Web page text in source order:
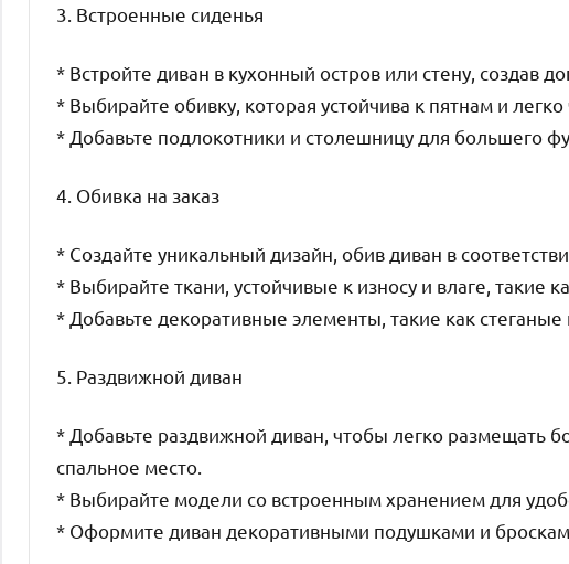
3. Встроенные сиденья
* Встройте диван в кухонный остров или стену, создав
* Выбирайте обивку, которая устойчива к пятнам и легко
* Добавьте подлокотники и столешницу для большего
4. Обивка на заказ
* Создайте уникальный дизайн, обив диван в
* Выбирайте ткани, устойчивые к износу и влаге, такие
* Добавьте декоративные элементы, такие как
5. Раздвижной диван
* Добавьте раздвижной диван, чтобы легко размещать
спальное место.
* Выбирайте модели со встроенным хранением для
* Оформите диван декоративными подушками и